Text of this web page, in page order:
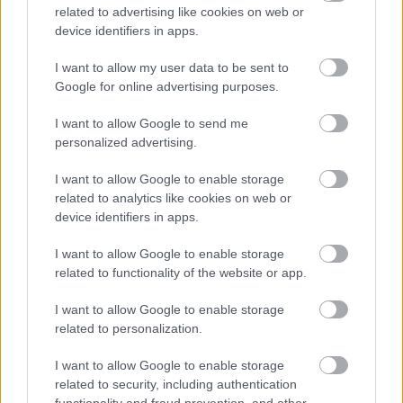
related to advertising like cookies on web or
device identifiers in apps.
I want to allow my user data to be sent to
Google for online advertising purposes.
I want to allow Google to send me
personalized advertising.
I want to allow Google to enable storage
related to analytics like cookies on web or
device identifiers in apps.
I want to allow Google to enable storage
related to functionality of the website or app.
I want to allow Google to enable storage
related to personalization.
I want to allow Google to enable storage
related to security, including authentication
élete filmje.
kutatásában a nyelv működését matematikai
módszerekkel vizsgálja („már az elején be kellett
hiába képezik a fizikai valóság részét, mégis
megragadhatatlanok egy alapjában idegen rendszer
[a matematika] módszertanával"). Ez ugyanúgy erős
intellektualitást kölcsönöz a könyvnek, mint az apa
személye, aki kiselőadásokat tart művészet- és
létfilozófiai témákról. Még ha talán elsőre ezek a
betétek, az apa monológjai soknak is tűnhetnek,
igazolható jelenlétük, hiszen annak a személynek a
gondolatai, akit a fiú a legerőteljesebben jelenít meg
egyébként is a családtagok közül, és aki ezeken az
oldalakon a halálra készülve a tudását szeretné
hiábavalóan, mert a másik alig figyel oda rá, és csak
az apa halálát követően idézi fel a mondatait és